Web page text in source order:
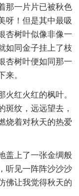
那一片片已被秋色
呀！但是其中最吸
杏树叶似像非像一
如同金子挂上了枝
杏树叶便如同那一
来。
火红火红的枫叶。
斑纹，远远望去，
烧着对秋天的热爱
盖上了一张金绸般
听见一阵阵沙沙沙
佛让我觉得秋天的